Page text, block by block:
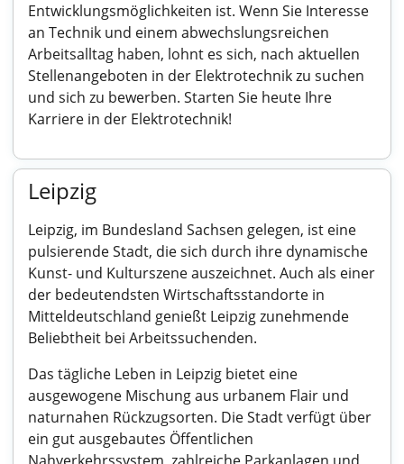
Entwicklungsmöglichkeiten ist. Wenn Sie Interesse
an Technik und einem abwechslungsreichen
Arbeitsalltag haben, lohnt es sich, nach aktuellen
Stellenangeboten in der Elektrotechnik zu suchen
und sich zu bewerben. Starten Sie heute Ihre
Karriere in der Elektrotechnik!
Leipzig
Leipzig, im Bundesland Sachsen gelegen, ist eine
pulsierende Stadt, die sich durch ihre dynamische
Kunst- und Kulturszene auszeichnet. Auch als einer
der bedeutendsten Wirtschaftsstandorte in
Mitteldeutschland genießt Leipzig zunehmende
Beliebtheit bei Arbeitssuchenden.
Das tägliche Leben in Leipzig bietet eine
ausgewogene Mischung aus urbanem Flair und
naturnahen Rückzugsorten. Die Stadt verfügt über
ein gut ausgebautes Öffentlichen